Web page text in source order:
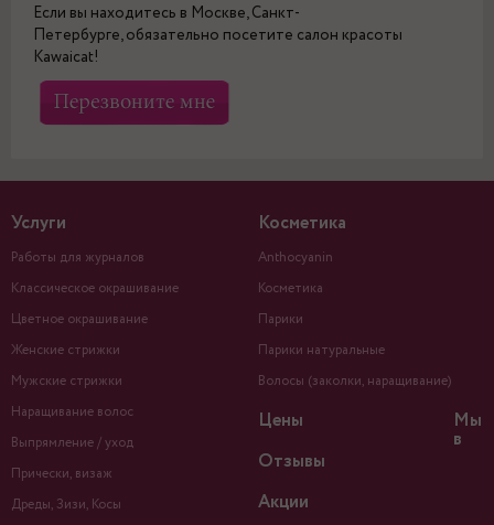
Если вы находитесь в Москве, Санкт-
Петербурге, обязательно посетите салон красоты
Kawaicat!
Услуги
Работы для журналов
Классическое окрашивание
Цветное окрашивание
Женские стрижки
Мужские стрижки
Наращивание волос
Выпрямление / уход
Прически, визаж
Дреды, Зизи, Косы
Косметика
Anthocyanin
Косметика
Парики
Парики натуральные
Волосы (заколки, наращивание)
Цены
Отзывы
Акции
Мы
в